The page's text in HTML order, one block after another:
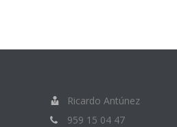
Ricardo Antúnez
959 15 04 47